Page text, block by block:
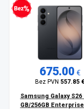
kredīts
675.00 €
Bez PVN 557.85 €
Samsung Galaxy S26
GB/256GB